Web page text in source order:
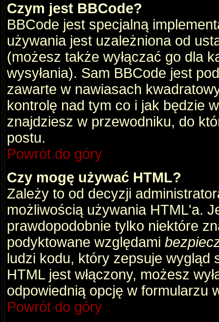
Czym jest BBCode?
BBCode jest specjalną
używania jest uzależniona od
(możesz także wyłączać go dla
wysyłania). Sam BBCode jest
zawarte w nawiasach
kontrolę nad tym co i jak będzie
znajdziesz w przewodniku, do
postu.
Powrót do góry
Czy mogę używać HTML?
Zależy to od decyzji
możliwością używania HTML'a.
prawdopodobnie tylko niektóre
podyktowane względami
ludzi kodu, który zepsuje wygląd
HTML jest włączony, możesz
odpowiednią opcję w formularzu
Powrót do góry